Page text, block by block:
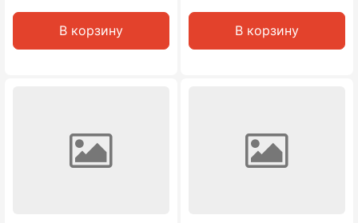
В корзину В корзину